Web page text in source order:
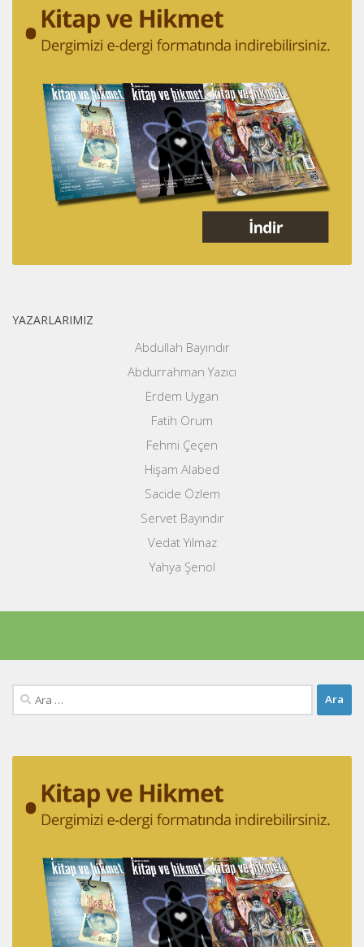
YAZARLARIMIZ
Abdullah Bayındır
Abdurrahman Yazıcı
Erdem Uygan
Fatih Orum
Fehmi Çeçen
Hişam Alabed
Sacide Özlem
Servet Bayındır
Vedat Yılmaz
Yahya Şenol
Arama: